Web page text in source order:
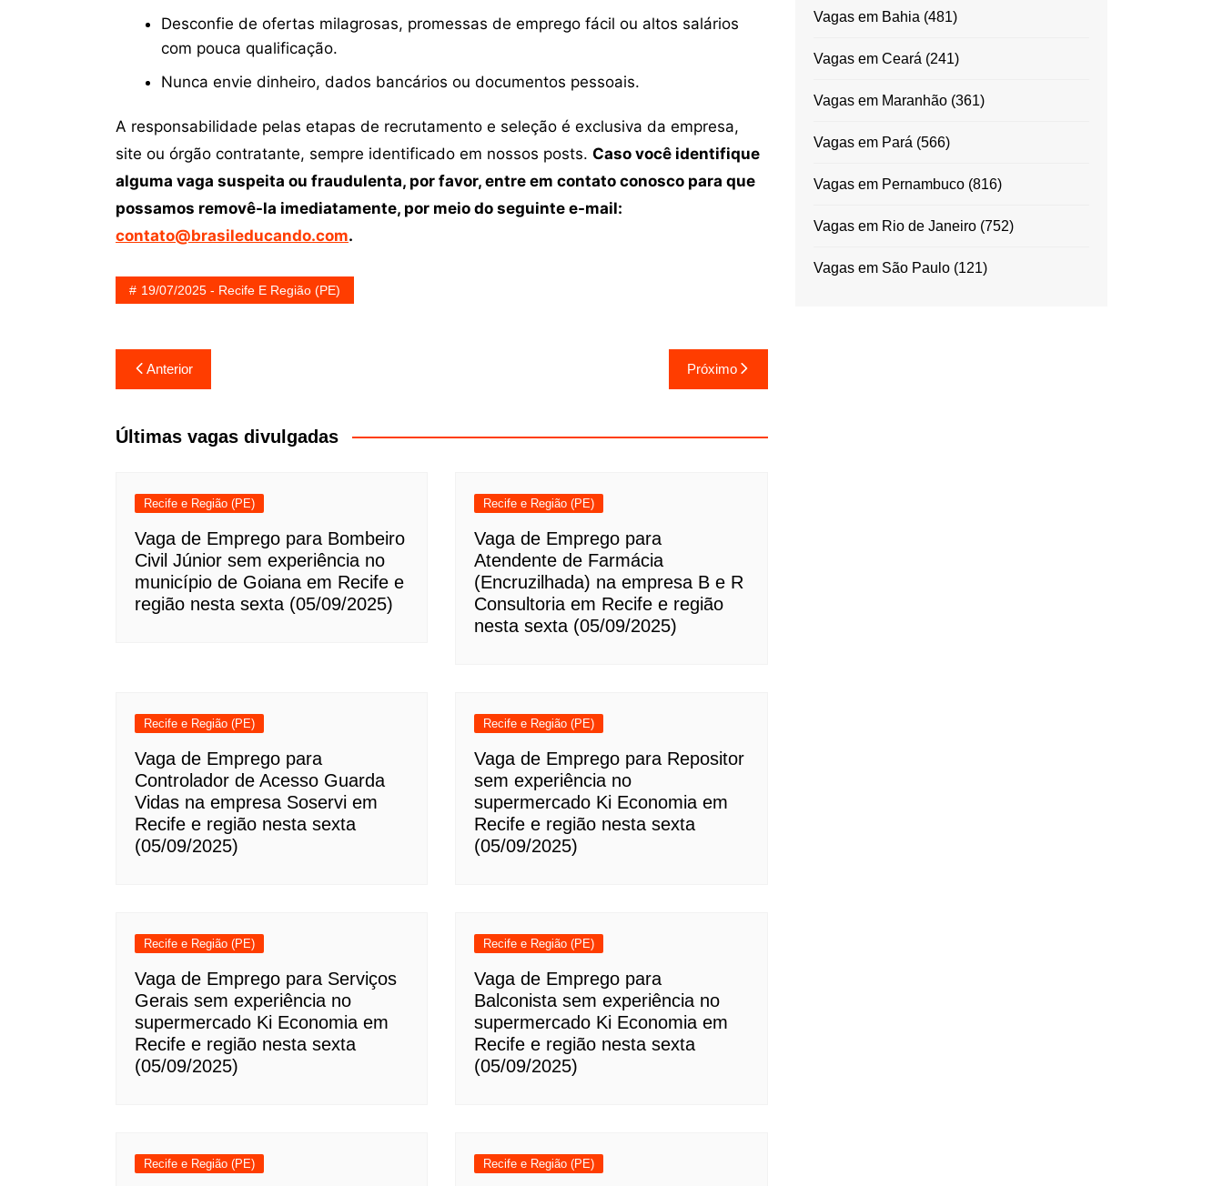
Desconfie de ofertas milagrosas, promessas de emprego fácil ou altos salários
com pouca qualificação.
Nunca envie dinheiro, dados bancários ou documentos pessoais.
A responsabilidade pelas etapas de recrutamento e seleção é exclusiva da empresa,
site ou órgão contratante, sempre identificado em nossos posts. Caso você identifique
alguma vaga suspeita ou fraudulenta, por favor, entre em contato conosco para que
possamos removê-la imediatamente, por meio do seguinte e-mail:
contato@brasileducando.com.
19/07/2025 - Recife E Região (PE)
Navegação
de
Post
Anterior Próximo
Últimas vagas divulgadas
Recife e Região (PE)
Vaga de Emprego para Bombeiro
Civil Júnior sem experiência no
município de Goiana em Recife e
região nesta sexta (05/09/2025)
Recife e Região (PE)
Vaga de Emprego para
Atendente de Farmácia
(Encruzilhada) na empresa B e R
Consultoria em Recife e região
nesta sexta (05/09/2025)
Recife e Região (PE)
Vaga de Emprego para
Controlador de Acesso Guarda
Vidas na empresa Soservi em
Recife e região nesta sexta
(05/09/2025)
Recife e Região (PE)
Vaga de Emprego para Repositor
sem experiência no
supermercado Ki Economia em
Recife e região nesta sexta
(05/09/2025)
Recife e Região (PE)
Vaga de Emprego para Serviços
Gerais sem experiência no
supermercado Ki Economia em
Recife e região nesta sexta
(05/09/2025)
Recife e Região (PE)
Vaga de Emprego para
Balconista sem experiência no
supermercado Ki Economia em
Recife e região nesta sexta
(05/09/2025)
Recife e Região (PE) Recife e Região (PE)
Vagas em Bahia (481)
Vagas em Ceará (241)
Vagas em Maranhão(361)
Vagas em Pará (566)
Vagas em Pernambuco(816)
Vagas em Rio de Janeiro(752)
Vagas em São Paulo(121)